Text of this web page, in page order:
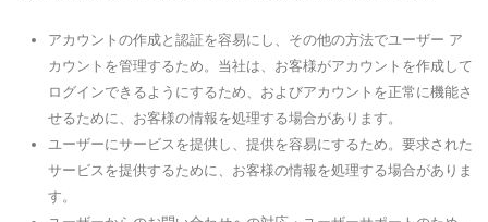
アカウントの作成と認証を容易にし、その他の方法でユーザー ア
カウントを管理するため。当社は、お客様がアカウントを作成して
ログインできるようにするため、およびアカウントを正常に機能さ
せるために、お客様の情報を処理する場合があります。
ユーザーにサービスを提供し、提供を容易にするため。要求された
サービスを提供するために、お客様の情報を処理する場合がありま
す。